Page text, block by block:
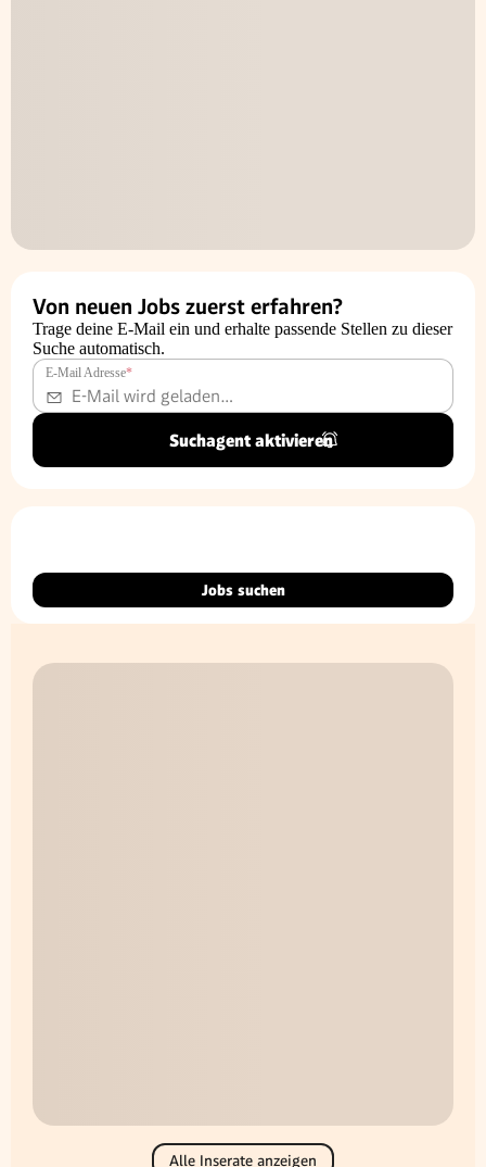
Von neuen Jobs zuerst erfahren?
Trage deine E-Mail ein und erhalte passende Stellen zu dieser
Suche automatisch.
E-Mail Adresse*
Suchagent aktivieren
Jobs suchen
Alle Inserate anzeigen